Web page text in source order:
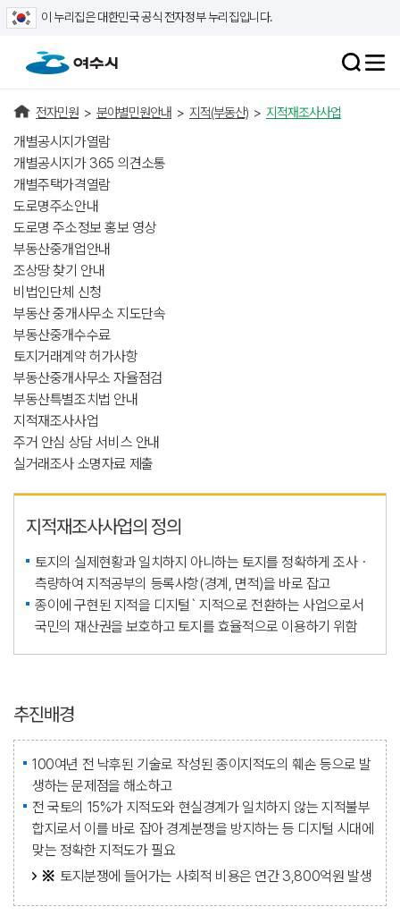
이 누리집은 대한민국 공식 전자정부 누리집입니다.
전자민원 > 분야별민원안내 > 지적(부동산) > 지적재조사사업
개별공시지가열람
개별공시지가 365 의견소통
개별주택가격열람
도로명주소안내
도로명 주소정보 홍보 영상
부동산중개업안내
조상땅 찾기 안내
비법인단체 신청
부동산 중개사무소 지도단속
부동산중개수수료
토지거래계약 허가사항
부동산중개사무소 자율점검
부동산특별조치법 안내
지적재조사사업
주거 안심 상담 서비스 안내
실거래조사 소명자료 제출
지적재조사사업의 정의
토지의 실제현황과 일치하지 아니하는 토지를 정확하게 조사ㆍ
측량하여 지적공부의 등록사항(경계, 면적)을 바로 잡고
종이에 구현된 지적을 디지털` 지적으로 전환하는 사업으로서
국민의 재산권을 보호하고 토지를 효율적으로 이용하기 위함
추진배경
100여년 전 낙후된 기술로 작성된 종이지적도의 훼손 등으로 발
생하는 문제점을 해소하고
전 국토의 15%가 지적도와 현실경계가 일치하지 않는 지적불부
합지로서 이를 바로 잡아 경계분쟁을 방지하는 등 디지털 시대에
맞는 정확한 지적도가 필요
토지분쟁에 들어가는 사회적 비용은 연간 3,800억원 발생